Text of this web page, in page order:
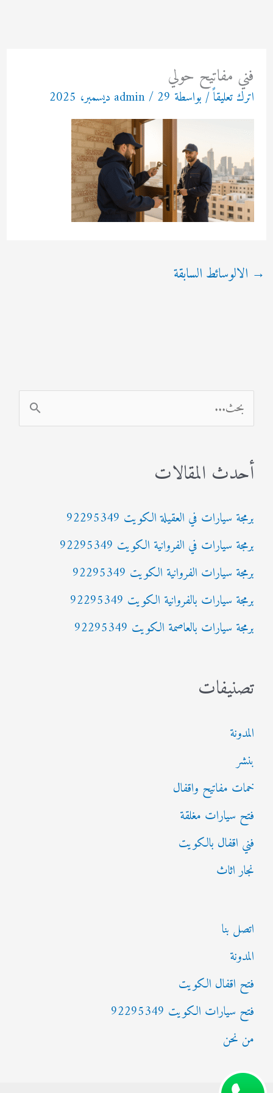
فني مفاتيح حولي
اترك تعليقاً/ بواسطة admin/ 29 ديسمبر، 2025
→ الالوسائط السابقة
ل
ح
ع
ن
:
أحدث المقالات
برمجة سيارات في العقيلة الكويت 92295349
برمجة سيارات في الفروانية الكويت 92295349
برمجة سيارات الفروانية الكويت 92295349
برمجة سيارات بالفروانية الكويت 92295349
برمجة سيارات بالعاصمة الكويت 92295349
تصنيفات
المدونة
بنشر
خمات مفاتيح واقفال
فتح سيارات مغلقة
فني اقفال بالكويت
نجار اثاث
اتصل بنا
المدونة
فتح اقفال الكويت
فتح سيارات الكويت 92295349
من نحن